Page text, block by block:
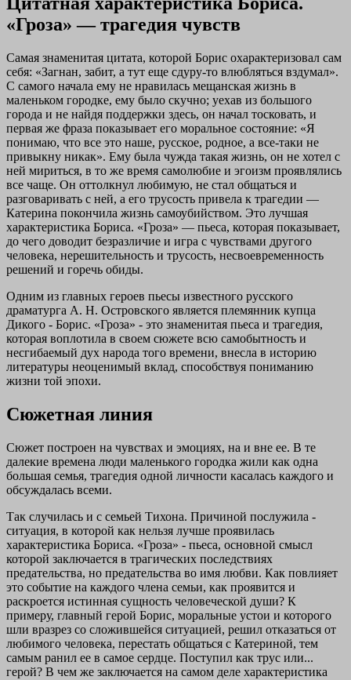
«Гроза» — трагедия чувств
Самая знаменитая цитата, которой Борис охарактеризовал сам
себя: «Загнан, забит, а тут еще сдуру-то влюбляться вздумал».
С самого начала ему не нравилась мещанская жизнь в
маленьком городке, ему было скучно; уехав из большого
города и не найдя поддержки здесь, он начал тосковать, и
первая же фраза показывает его моральное состояние: «Я
понимаю, что все это наше, русское, родное, а все-таки не
привыкну никак». Ему была чужда такая жизнь, он не хотел с
ней мириться, в то же время самолюбие и эгоизм проявлялись
все чаще. Он оттолкнул любимую, не стал общаться и
разговаривать с ней, а его трусость привела к трагедии —
Катерина покончила жизнь самоубийством. Это лучшая
характеристика Бориса. «Гроза» — пьеса, которая показывает,
до чего доводит безразличие и игра с чувствами другого
человека, нерешительность и трусость, несвоевременность
решений и горечь обиды.
Одним из главных героев пьесы известного русского
драматурга А. Н. Островского является племянник купца
Дикого - Борис. «Гроза» - это знаменитая пьеса и трагедия,
которая воплотила в своем сюжете всю самобытность и
несгибаемый дух народа того времени, внесла в историю
литературы неоценимый вклад, способствуя пониманию
жизни той эпохи.
Сюжетная линия
Сюжет построен на чувствах и эмоциях, на и вне ее. В те
далекие времена люди маленького городка жили как одна
большая семья, трагедия одной личности касалась каждого и
обсуждалась всеми.
Так случилась и с семьей Тихона. Причиной послужила -
ситуация, в которой как нельзя лучше проявилась
характеристика Бориса. «Гроза» - пьеса, основной смысл
которой заключается в трагических последствиях
предательства, но предательства во имя любви. Как повлияет
это событие на каждого члена семьи, как проявится и
раскроется истинная сущность человеческой души? К
примеру, главный герой Борис, моральные устои и которого
шли вразрез со сложившейся ситуацией, решил отказаться от
любимого человека, перестать общаться с Катериной, тем
самым ранил ее в самое сердце. Поступил как трус или...
герой? В чем же заключается на самом деле характеристика